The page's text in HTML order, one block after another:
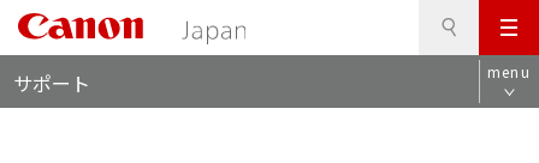
メ
ニ
ュ
サポート menu